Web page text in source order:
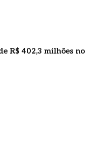
R$ 402,3 milhões no